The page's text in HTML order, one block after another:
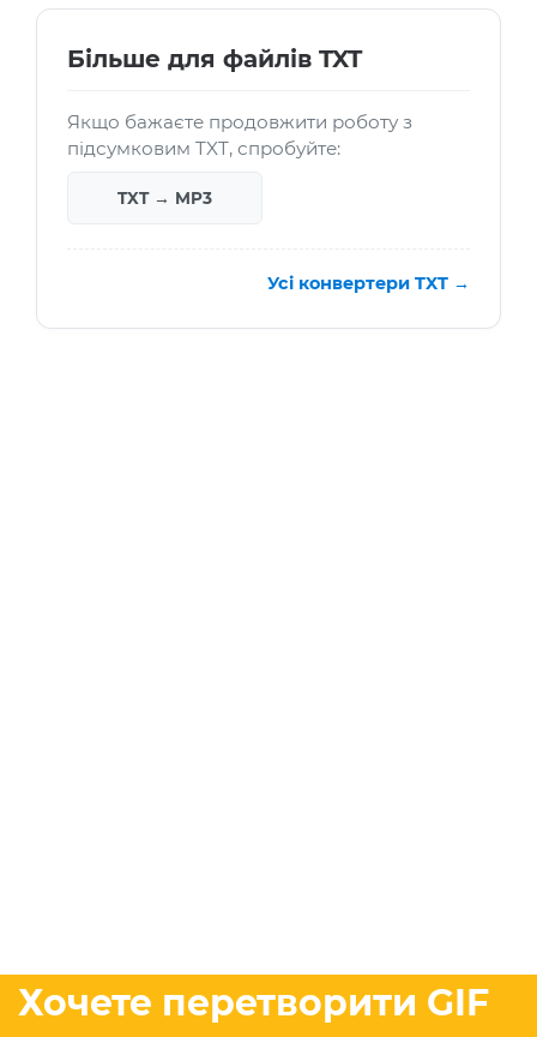
Більше для файлів TXT
Якщо бажаєте продовжити роботу з
підсумковим TXT, спробуйте:
TXT → MP3
Усі конвертери TXT →
Хочете перетворити GIF